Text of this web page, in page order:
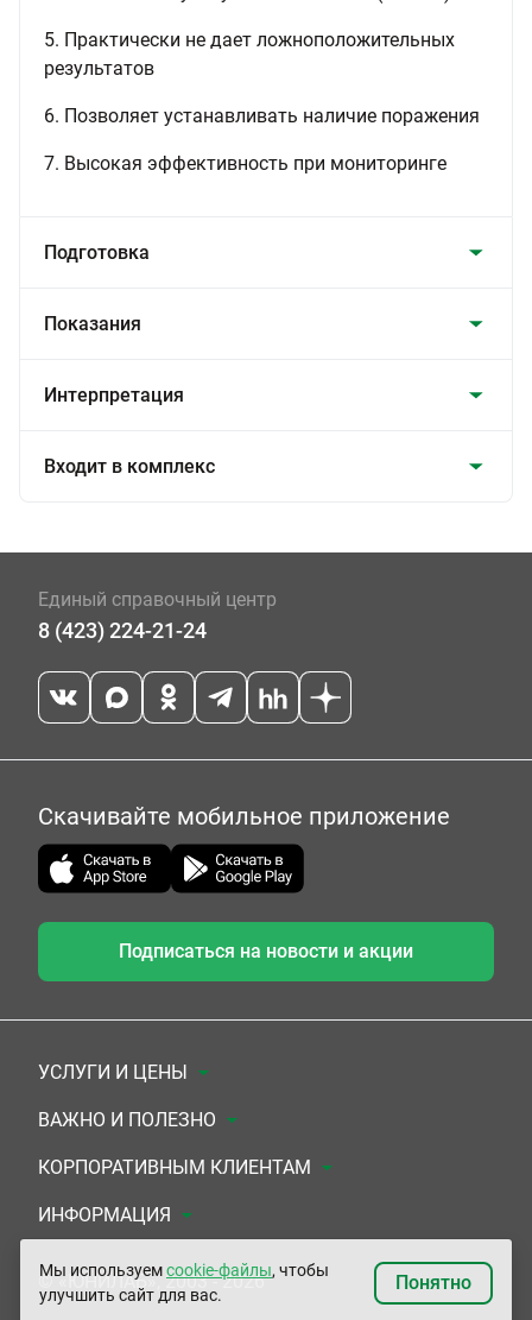
5. Практически не дает ложноположительных
результатов
6. Позволяет устанавливать наличие поражения
7. Высокая эффективность при мониторинге
Подготовка
Показания
Интерпретация
Входит в комплекс
Единый справочный центр
8 (423) 224-21-24
Скачивайте мобильное приложение
Подписаться на новости и акции
УСЛУГИ И ЦЕНЫ
Анализы
Комплексы
УЗИ
ЭКГ/Холтер/СМАД
Приемы врачей
ВАЖНО И ПОЛЕЗНО
Документы для заключения договора
Система скидок
Подарочные сертификаты
Сертификаты на комплексные программы
КОРПОРАТИВНЫМ КЛИЕНТАМ
Медицинским организациям
Прочим организациям
ИНФОРМАЦИЯ
О Компании
Контакты
© «ЮНИЛАБ», 2003 - 2026
Мы используемcookie-файлы, чтобы
улучшить сайт для вас.
Понятно